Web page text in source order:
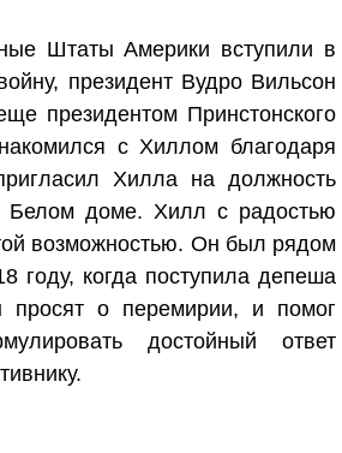
Штаты Америки вступили в
президент Вудро Вильсон
президентом Принстонского
с Хиллом благодаря
Хилла на должность
Белом доме. Хилл с радостью
возможностью. Он был рядом
году, когда поступила депеша
о перемирии, и помог
достойный ответ